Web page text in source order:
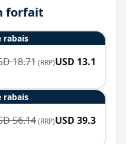
forfait
rabais
18.71(RRP)USD 13.1
rabais
56.14(RRP)USD 39.3